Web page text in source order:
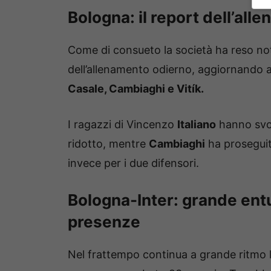
Bologna: il report
Come di consueto la società ha reso
dell’allenamento odierno,
Casale, Cambiaghi e Vitík.
I ragazzi di Vincenzo Italiano hanno
ridotto, mentre Cambiaghi ha
invece per i due difensori.
Bologna-Inter: grande
presenze
Nel frattempo continua a grande ritmo